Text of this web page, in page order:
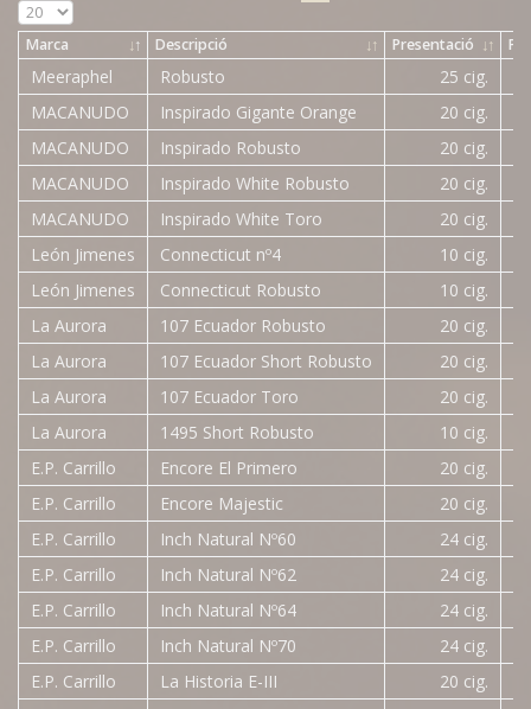
↓↑
Marca ↓↑
Descripció ↓↑
Presentació
Meeraphel Robusto 25 cig.
MACANUDO
Inspirado Gigante Orange 20 cig.
MACANUDO
Inspirado Robusto 20 cig.
MACANUDO
Inspirado White Robusto 20 cig.
MACANUDO
Inspirado White Toro 20 cig.
León Jimenes
Connecticut nº4 10 cig.
León Jimenes
Connecticut Robusto 10 cig.
La Aurora
107 Ecuador Robusto 20 cig.
La Aurora
107 Ecuador Short Robusto 20 cig.
La Aurora
107 Ecuador Toro 20 cig.
La Aurora
1495 Short Robusto 10 cig.
E.P. Carrillo
Encore El Primero 20 cig.
E.P. Carrillo
Encore Majestic 20 cig.
E.P. Carrillo
Inch Natural Nº60 24 cig.
E.P. Carrillo
Inch Natural Nº62 24 cig.
E.P. Carrillo
Inch Natural Nº64 24 cig.
E.P. Carrillo
Inch Natural Nº70 24 cig.
E.P. Carrillo
La Historia E-III 20 cig.